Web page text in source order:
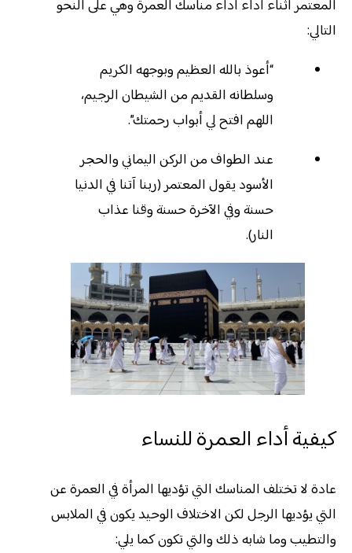
المعتمر أثناء أداء أداء مناسك العمرة وهي على النحو
التالي:
“أعوذ بالله العظيم وبوجهه الكريم
وسلطانه القديم من الشيطان الرجيم،
اللهم افتح لي أبواب رحمتك”.
عند الطواف من الركن اليماني والحجر
الأسود يقول المعتمر (ربنا آتنا في الدنيا
حسنة وفي الآخرة حسنة وقنا عذاب
النار).
كيفية أداء العمرة للنساء
عادة لا تختلف المناسك التي تؤديها المرأة في العمرة عن
التي يؤديها الرجل لكن الاختلاف الوحيد يكون في الملابس
والتطيب وما شابه ذلك والتي تكون كما يلي: